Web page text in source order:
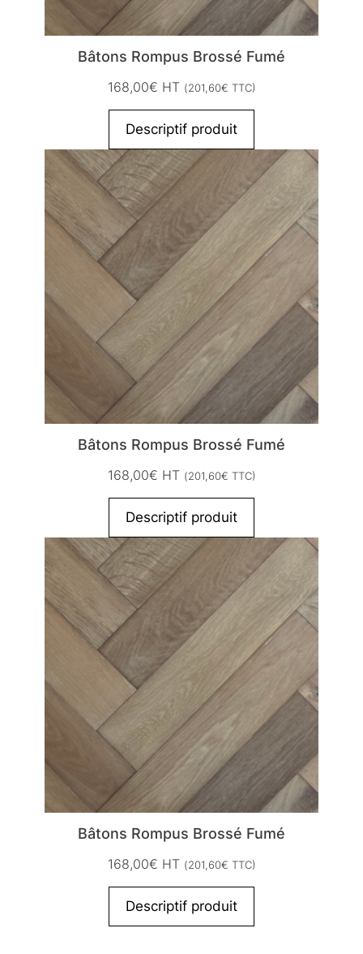
Bâtons Rompus Brossé Fumé
168,00€ HT (201,60€ TTC)
Descriptif produit
Bâtons Rompus Brossé Fumé
168,00€ HT (201,60€ TTC)
Descriptif produit
Bâtons Rompus Brossé Fumé
168,00€ HT (201,60€ TTC)
Descriptif produit